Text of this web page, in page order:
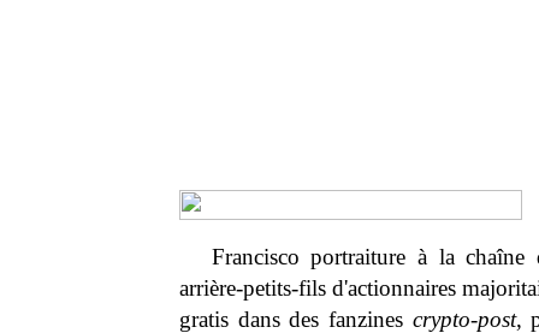
Francisco portraiture à la chaîne
arrière-petits-fils d'actionnaires
gratis dans des fanzines crypto-post,